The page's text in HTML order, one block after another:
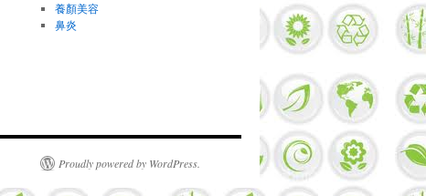
養顏美容
鼻炎
Proudly powered by WordPress.